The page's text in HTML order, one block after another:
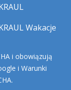
Wakacje
i obowiązują
i Warunki
.